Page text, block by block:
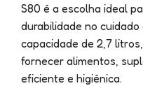
S80 é a escolha ideal
durabilidade no
capacidade de 2,7
fornecer alimentos,
eficiente e higiénica.